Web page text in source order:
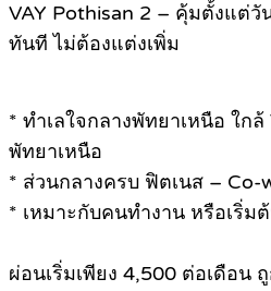
VAY Pothisan 2 – คุ้มตั้งแต่วั
ทันที ไม่ต้องแต่งเพิ่ม
* ทำเลใจกลางพัทยาเหนือ ใก
พัทยาเหนือ
* ส่วนกลางครบ ฟิตเนส – Co-
* เหมาะกับคนทำงาน หรือเริ่ม
ผ่อนเริ่มเพียง 4,500 ต่อเดือน